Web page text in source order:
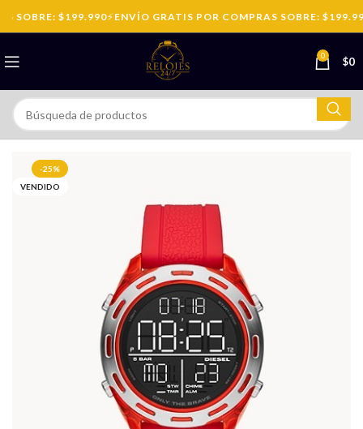
SOBRE: $199.990⚡ENVÍO GRATIS POR COMPRAS SOBRE:
0 $0
-25%
VENDIDO